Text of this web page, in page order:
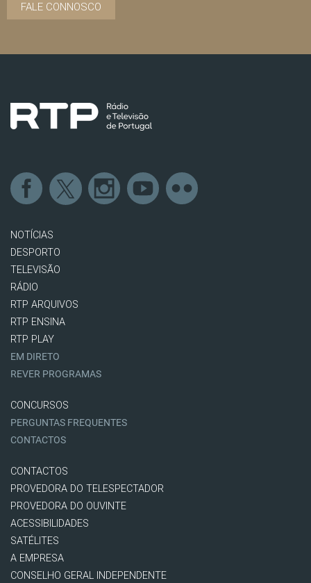
FALE CONNOSCO
NOTÍCIAS
DESPORTO
TELEVISÃO
RÁDIO
RTP ARQUIVOS
RTP ENSINA
RTP PLAY
EM DIRETO
REVER PROGRAMAS
CONCURSOS
PERGUNTAS FREQUENTES
CONTACTOS
CONTACTOS
PROVEDORA DO TELESPECTADOR
PROVEDORA DO OUVINTE
ACESSIBILIDADES
SATÉLITES
A EMPRESA
CONSELHO GERAL INDEPENDENTE